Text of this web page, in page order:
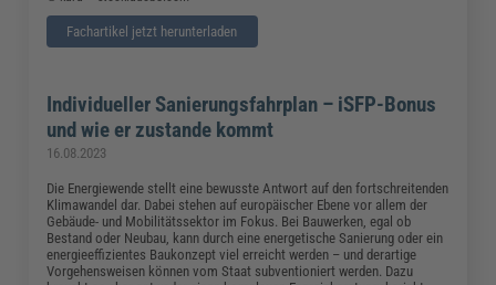
Fachartikel jetzt herunterladen
Individueller Sanierungsfahrplan – iSFP-Bonus
und wie er zustande kommt
16.08.2023
Die Energiewende stellt eine bewusste Antwort auf den fortschreitenden
Klimawandel dar. Dabei stehen auf europäischer Ebene vor allem der
Gebäude- und Mobilitätssektor im Fokus. Bei Bauwerken, egal ob
Bestand oder Neubau, kann durch eine energetische Sanierung oder ein
energieeffizientes Baukonzept viel erreicht werden – und derartige
Vorgehensweisen können vom Staat subventioniert werden. Dazu